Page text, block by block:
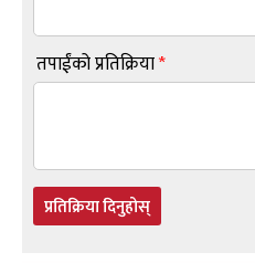
तपाईंको प्रतिक्रिया*
प्रतिक्रिया दिनुहोस्